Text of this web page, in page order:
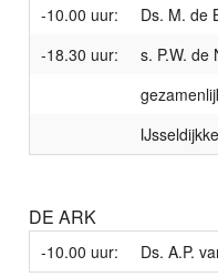
-10.00 uur:
Ds. M. de
-18.30 uur:
s. P.W. de
DE ARK
-10.00 uur: Ds. A.P.